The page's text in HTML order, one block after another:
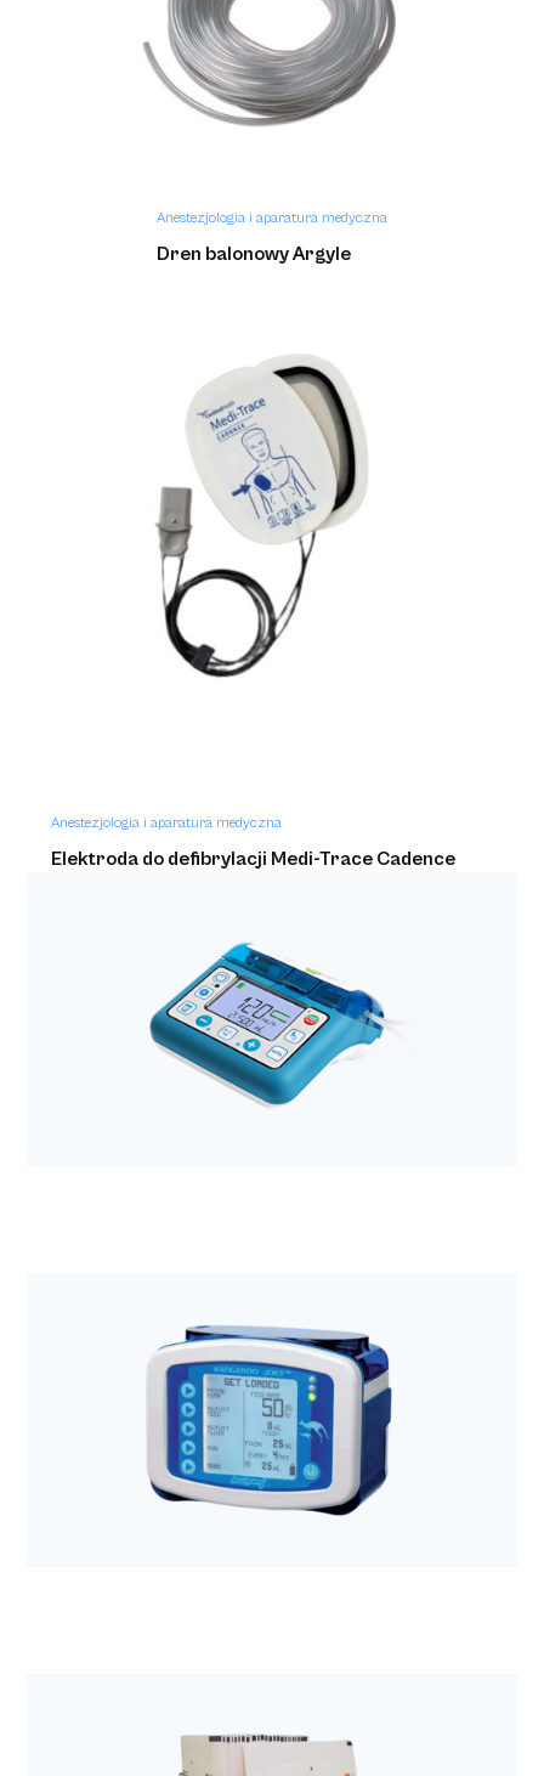
Anestezjologia i aparatura medyczna
Kendall SCD SmartFlow™
Anestezjologia i aparatura medyczna
Dren balonowy Argyle
Anestezjologia i aparatura medyczna
Elektroda do defibrylacji Medi-Trace Cadence
Anestezjologia i aparatura medyczna
Pompa perystaltyczna COMPAT ELLA